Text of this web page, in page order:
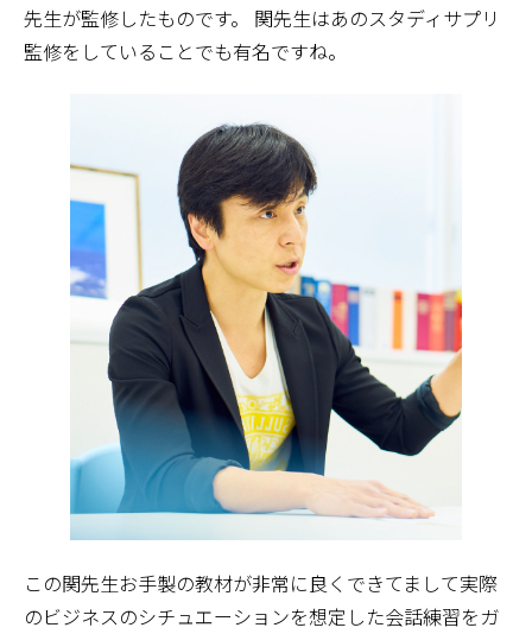
先生が監修したものです。 関先生はあのスタディサプリ
監修をしていることでも有名ですね。
この関先生お手製の教材が非常に良くできてまして実際
のビジネスのシチュエーションを想定した会話練習をガ